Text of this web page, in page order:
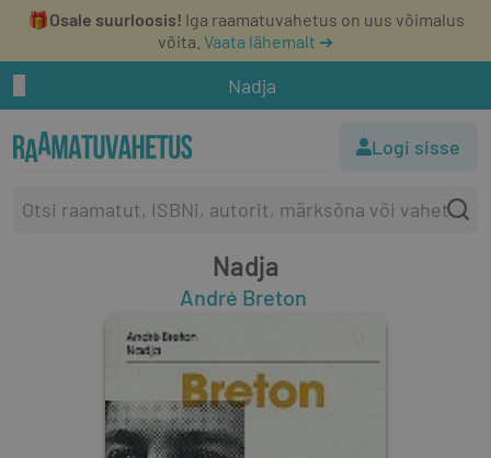
🎁Osale suurloosis! Iga raamatuvahetus on uus võimalus
võita. Vaata lähemalt ➔
Nadja
Logi sisse
Nadja
André Breton